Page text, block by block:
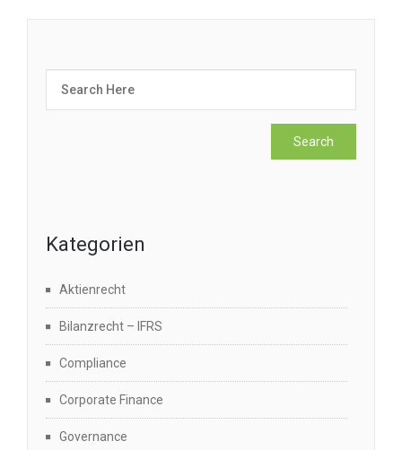
Kategorien
Aktienrecht
Bilanzrecht – IFRS
Compliance
Corporate Finance
Governance